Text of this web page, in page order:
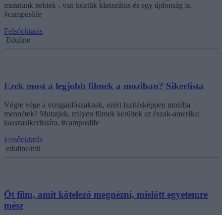
mutatunk nektek - van köztük klasszikus és egy újdonság is.
#campuslife
Felsőoktatás
Eduline
Ezek most a legjobb filmek a moziban? Sikerlista
Végre vége a vizsgaidőszaknak, ezért lazításképpen moziba
mennétek? Mutatjuk, milyen filmek kerültek az észak-amerikai
kasszasikerlistára. #campuslife
Felsőoktatás
eduline/mti
Öt film, amit kötelező megnézni, mielőtt egyetemre
mész